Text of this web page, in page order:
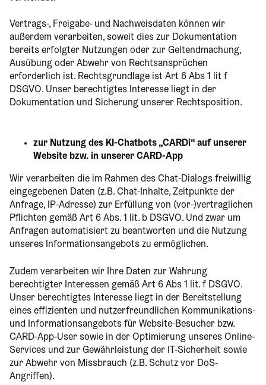
Vertrags-, Freigabe- und Nachweisdaten können wir
außerdem verarbeiten, soweit dies zur Dokumentation
bereits erfolgter Nutzungen oder zur Geltendmachung,
Ausübung oder Abwehr von Rechtsansprüchen
erforderlich ist. Rechtsgrundlage ist Art 6 Abs 1 lit f
DSGVO. Unser berechtigtes Interesse liegt in der
Dokumentation und Sicherung unserer Rechtsposition.
zur Nutzung des KI-Chatbots „CARDi“ auf unserer
Website bzw. in unserer CARD-App
Wir verarbeiten die im Rahmen des Chat-Dialogs freiwillig
eingegebenen Daten (z.B. Chat-Inhalte, Zeitpunkte der
Anfrage, IP-Adresse) zur Erfüllung von (vor-)vertraglichen
Pflichten gemäß Art 6 Abs. 1 lit. b DSGVO. Und zwar um
Anfragen automatisiert zu beantworten und die Nutzung
unseres Informationsangebots zu ermöglichen.
Zudem verarbeiten wir Ihre Daten zur Wahrung
berechtigter Interessen gemäß Art 6 Abs 1 lit. f DSGVO.
Unser berechtigtes Interesse liegt in der Bereitstellung
eines effizienten und nutzerfreundlichen Kommunikations-
und Informationsangebots für Website-Besucher bzw.
CARD-App-User sowie in der Optimierung unseres Online-
Services und zur Gewährleistung der IT-Sicherheit sowie
zur Abwehr von Missbrauch (z.B. Schutz vor DoS-
Angriffen).